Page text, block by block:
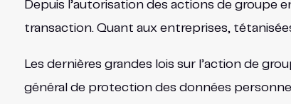
Depuis l’autorisation des actions de groupe
transaction. Quant aux entreprises,
Les dernières grandes lois sur l’action de
général de protection des données